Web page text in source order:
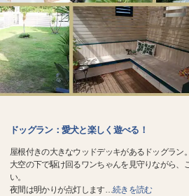
ドッグラン：愛犬と楽しく遊べる！
屋根付きの大きなウッドデッキがあるドッグラン。
大空の下で駆け回るワンちゃんを見守りながら、
い。
夜間は明かりが点灯します…続きを読む